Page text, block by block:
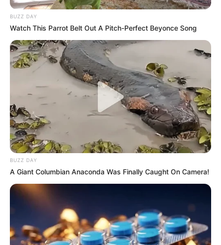
ιστότοπό τους, ότι αποτελούν μέρος της επαληθευμένης
πρωτοβουλίας των
Τα ίδια Ηνωμένα Έθνη που είναι μέλη τουWEF…
https://www.weforum.org/organizations/united-nations
Αλλά δεν εμπλέκονται μόνο τα Ηνωμένα Έθνη…
BUZZ DAY
Watch This Parrot Belt Out A Pitch-Perfect Beyonce Song
BUZZ DAY
A Giant Columbian Anaconda Was Finally Caught On Camera!